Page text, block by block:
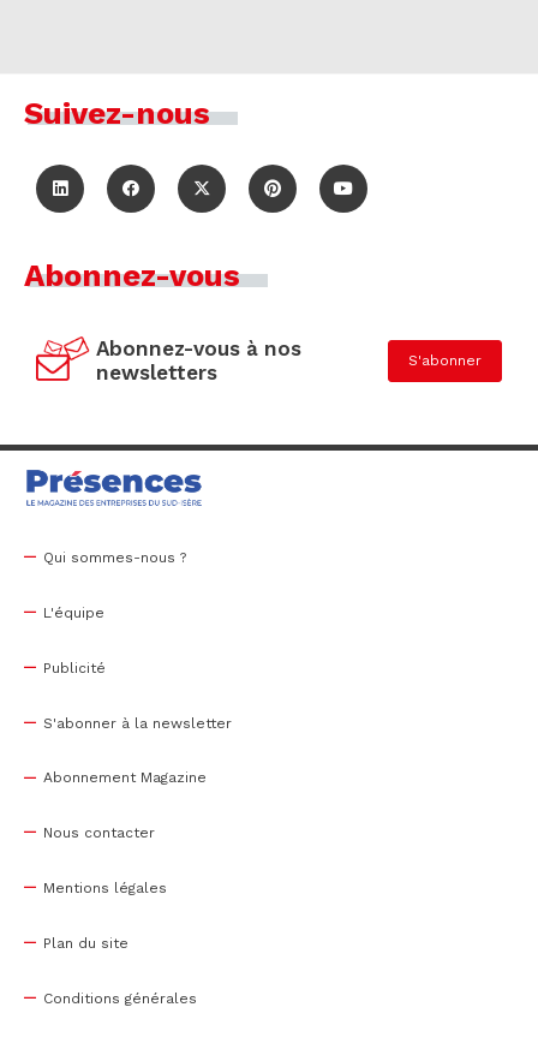
Suivez-nous
Abonnez-vous
Abonnez-vous à nos
newsletters
S'abonner
Qui sommes-nous ?
L'équipe
Publicité
S'abonner à la newsletter
Abonnement Magazine
Nous contacter
Mentions légales
Plan du site
Conditions générales